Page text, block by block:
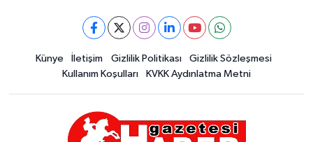
Künye İletişim Gizlilik Politikası
Gizlilik Sözleşmesi
Kullanım Koşulları
KVKK Aydınlatma Metni